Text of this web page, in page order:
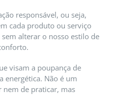
responsável, ou seja,
cada produto ou serviço
alterar o nosso estilo de
visam a poupança de
energética. Não é um
nem de praticar, mas